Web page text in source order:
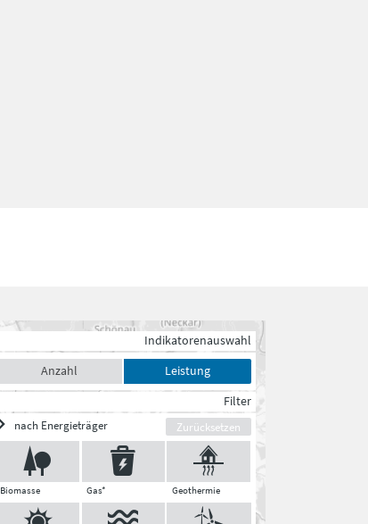
Indikatorenauswahl
Anzahl
Leistung
Filter
nach Energieträger
Zurücksetzen
Biomasse Gas* Geothermie